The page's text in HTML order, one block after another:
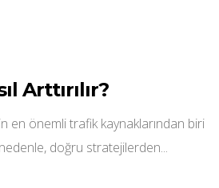
Arttırılır?
en önemli trafik kaynaklarından biri
doğru stratejilerden...